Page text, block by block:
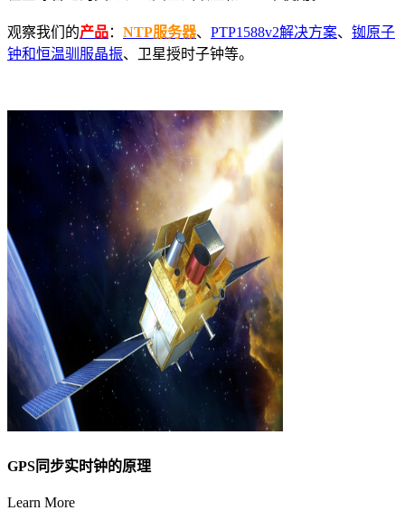
观察我们的产品： NTP服务器、 PTP1588v2解决方案、 铷原子
钟和恒温驯服晶振、卫星授时子钟等。
GPS同步实时钟的原理
Learn More